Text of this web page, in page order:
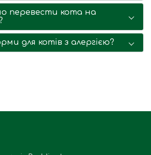
перевести кота на
для котів з алергією?